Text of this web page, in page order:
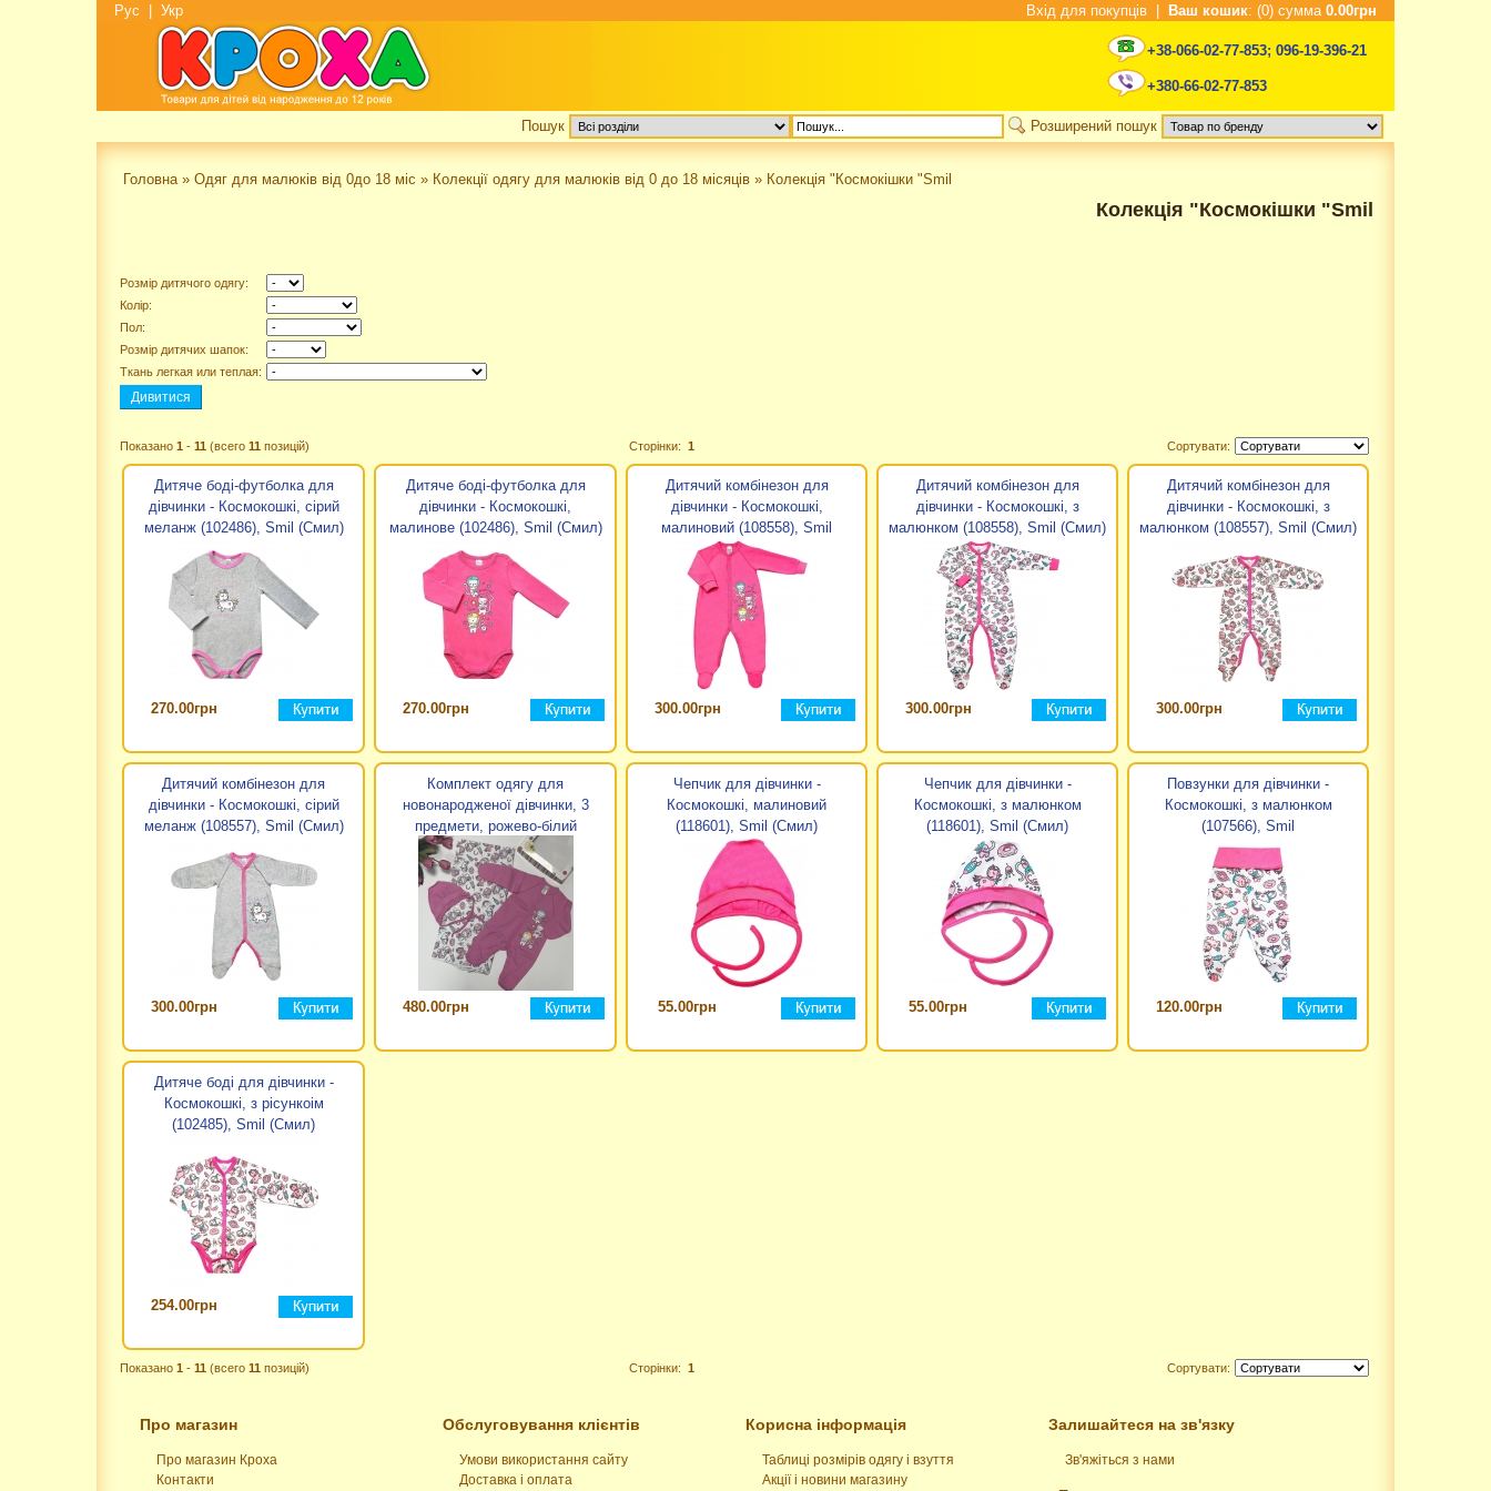
Рус Укр Вхід для покупців Ваш кошик: (0) сумма 0.00грн
+38-066-02-77-853; 096-19-396-21
+380-66-02-77-853
Пошук Розширений пошук
Головна» Одяг для малюків від 0до 18 міс » Колекції одягу для малюків від 0 до 18 місяців » Колекція "Космокішки "Smil
Колекція "Космокішки "Smil
Розмір дитячого одягу:
Колір:
Пол:
Розмір дитячих шапок:
Ткань легкая или теплая:
Показано 1 - 11 (всего 11 позицій) Сторінки: 1 Сортувати:
Дитяче боді-футболка для
дівчинки - Космокошкі, сірий
меланж (102486), Smil (Смил)
270.00грн
Дитяче боді-футболка для
дівчинки - Космокошкі,
малинове (102486), Smil (Смил)
270.00грн
Дитячий комбінезон для
дівчинки - Космокошкі,
малиновий (108558), Smil
(Смил)
300.00грн
Дитячий комбінезон для
дівчинки - Космокошкі, з
малюнком (108558), Smil (Смил)
300.00грн
Дитячий комбінезон для
дівчинки - Космокошкі, з
малюнком (108557), Smil (Смил)
300.00грн
Дитячий комбінезон для
дівчинки - Космокошкі, сірий
меланж (108557), Smil (Смил)
300.00грн
Комплект одягу для
новонародженої дівчинки, 3
предмети, рожево-білий
(115478), Smil (Смил)
480.00грн
Чепчик для дівчинки -
Космокошкі, малиновий
(118601), Smil (Смил)
55.00грн
Чепчик для дівчинки -
Космокошкі, з малюнком
(118601), Smil (Смил)
55.00грн
Повзунки для дівчинки -
Космокошкі, з малюнком
(107566), Smil
120.00грн
Дитяче боді для дівчинки -
Космокошкі, з рісункоім
(102485), Smil (Смил)
254.00грн
Показано 1 - 11 (всего 11 позицій) Сторінки: 1 Сортувати:
Про магазин
Про магазин Кроха
Контакти
Обслуговування клієнтів
Умови використання сайту
Доставка і оплата
Корисна інформація
Таблиці розмірів одягу і взуття
Акції і новини магазину
Залишайтеся на зв'язку
Зв'яжіться з нами